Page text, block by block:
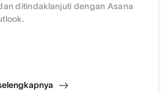
ditindaklanjuti dengan Asana